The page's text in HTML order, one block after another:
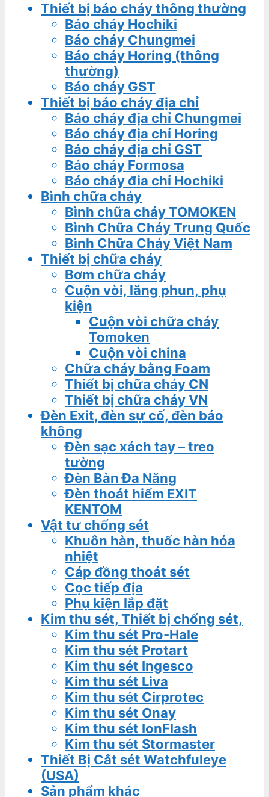
Thiết bị báo cháy thông thường
Báo cháy Hochiki
Báo cháy Chungmei
Báo cháy Horing (thông
thường)
Báo cháy GST
Thiết bị báo cháy địa chỉ
Báo cháy địa chỉ Chungmei
Báo cháy địa chỉ Horing
Báo cháy địa chỉ GST
Báo cháy Formosa
Báo cháy đia chỉ Hochiki
Bình chữa cháy
Bình chữa cháy TOMOKEN
Bình Chữa Cháy Trung Quốc
Bình Chữa Cháy Việt Nam
Thiết bị chữa cháy
Bơm chữa cháy
Cuộn vòi, lăng phun, phụ
kiện
Cuộn vòi chữa cháy
Tomoken
Cuộn vòi china
Chữa cháy bằng Foam
Thiết bị chữa cháy CN
Thiết bị chữa cháy VN
Đèn Exit, đèn sự cố, đèn báo
không
Đèn sạc xách tay – treo
tường
Đèn Bàn Đa Năng
Đèn thoát hiểm EXIT
KENTOM
Vật tư chống sét
Khuôn hàn, thuốc hàn hóa
nhiệt
Cáp đồng thoát sét
Cọc tiếp địa
Phụ kiện lắp đặt
Kim thu sét, Thiết bị chống sét,
Kim thu sét Pro-Hale
Kim thu sét Protart
Kim thu sét Ingesco
Kim thu sét Liva
Kim thu sét Cirprotec
Kim thu sét Onay
Kim thu sét IonFlash
Kim thu sét Stormaster
Thiết Bị Cắt sét Watchfuleye
(USA)
Sản phẩm khác